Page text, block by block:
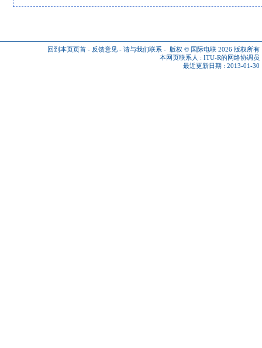
回到本页页首 - 反馈意见 - 请与我们联系 - 版权 © 国际电联 2026 版权所有
本网页联系人 : ITU-R的网络协调员
最近更新日期 : 2013-01-30